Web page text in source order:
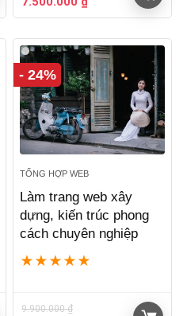
gốc
9.900.000 ₫.
hiện
là:
7.500.000 ₫.
- 24%
TỔNG HỢP WEB
Làm trang web xây
dựng, kiến trúc phong
cách chuyên nghiệp
★ ★ ★ ★ ★
9.900.000₫